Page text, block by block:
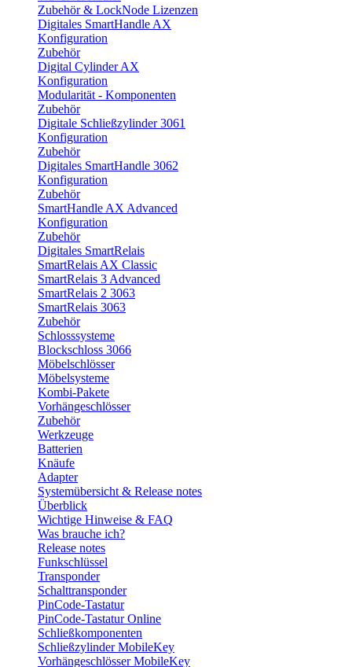
Zubehör & LockNode Lizenzen
Digitales SmartHandle AX
Konfiguration
Zubehör
Digital Cylinder AX
Konfiguration
Modularität - Komponenten
Zubehör
Digitale Schließzylinder 3061
Konfiguration
Zubehör
Digitales SmartHandle 3062
Konfiguration
Zubehör
SmartHandle AX Advanced
Konfiguration
Zubehör
Digitales SmartRelais
SmartRelais AX Classic
SmartRelais 3 Advanced
SmartRelais 2 3063
SmartRelais 3063
Zubehör
Schlosssysteme
Blockschloss 3066
Möbelschlösser
Möbelsysteme
Kombi-Pakete
Vorhängeschlösser
Zubehör
Werkzeuge
Batterien
Knäufe
Adapter
Systemübersicht & Release notes
Überblick
Wichtige Hinweise & FAQ
Was brauche ich?
Release notes
Funkschlüssel
Transponder
Schalttransponder
PinCode-Tastatur
PinCode-Tastatur Online
Schließkomponenten
Schließzylinder MobileKey
Vorhängeschlösser MobileKey